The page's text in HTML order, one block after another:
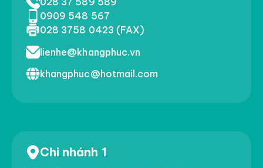
0909 548 567
028 3758 0423 (FAX)
lienhe@khangphuc.vn
khangphuc@hotmail.com
Chi nhánh 1